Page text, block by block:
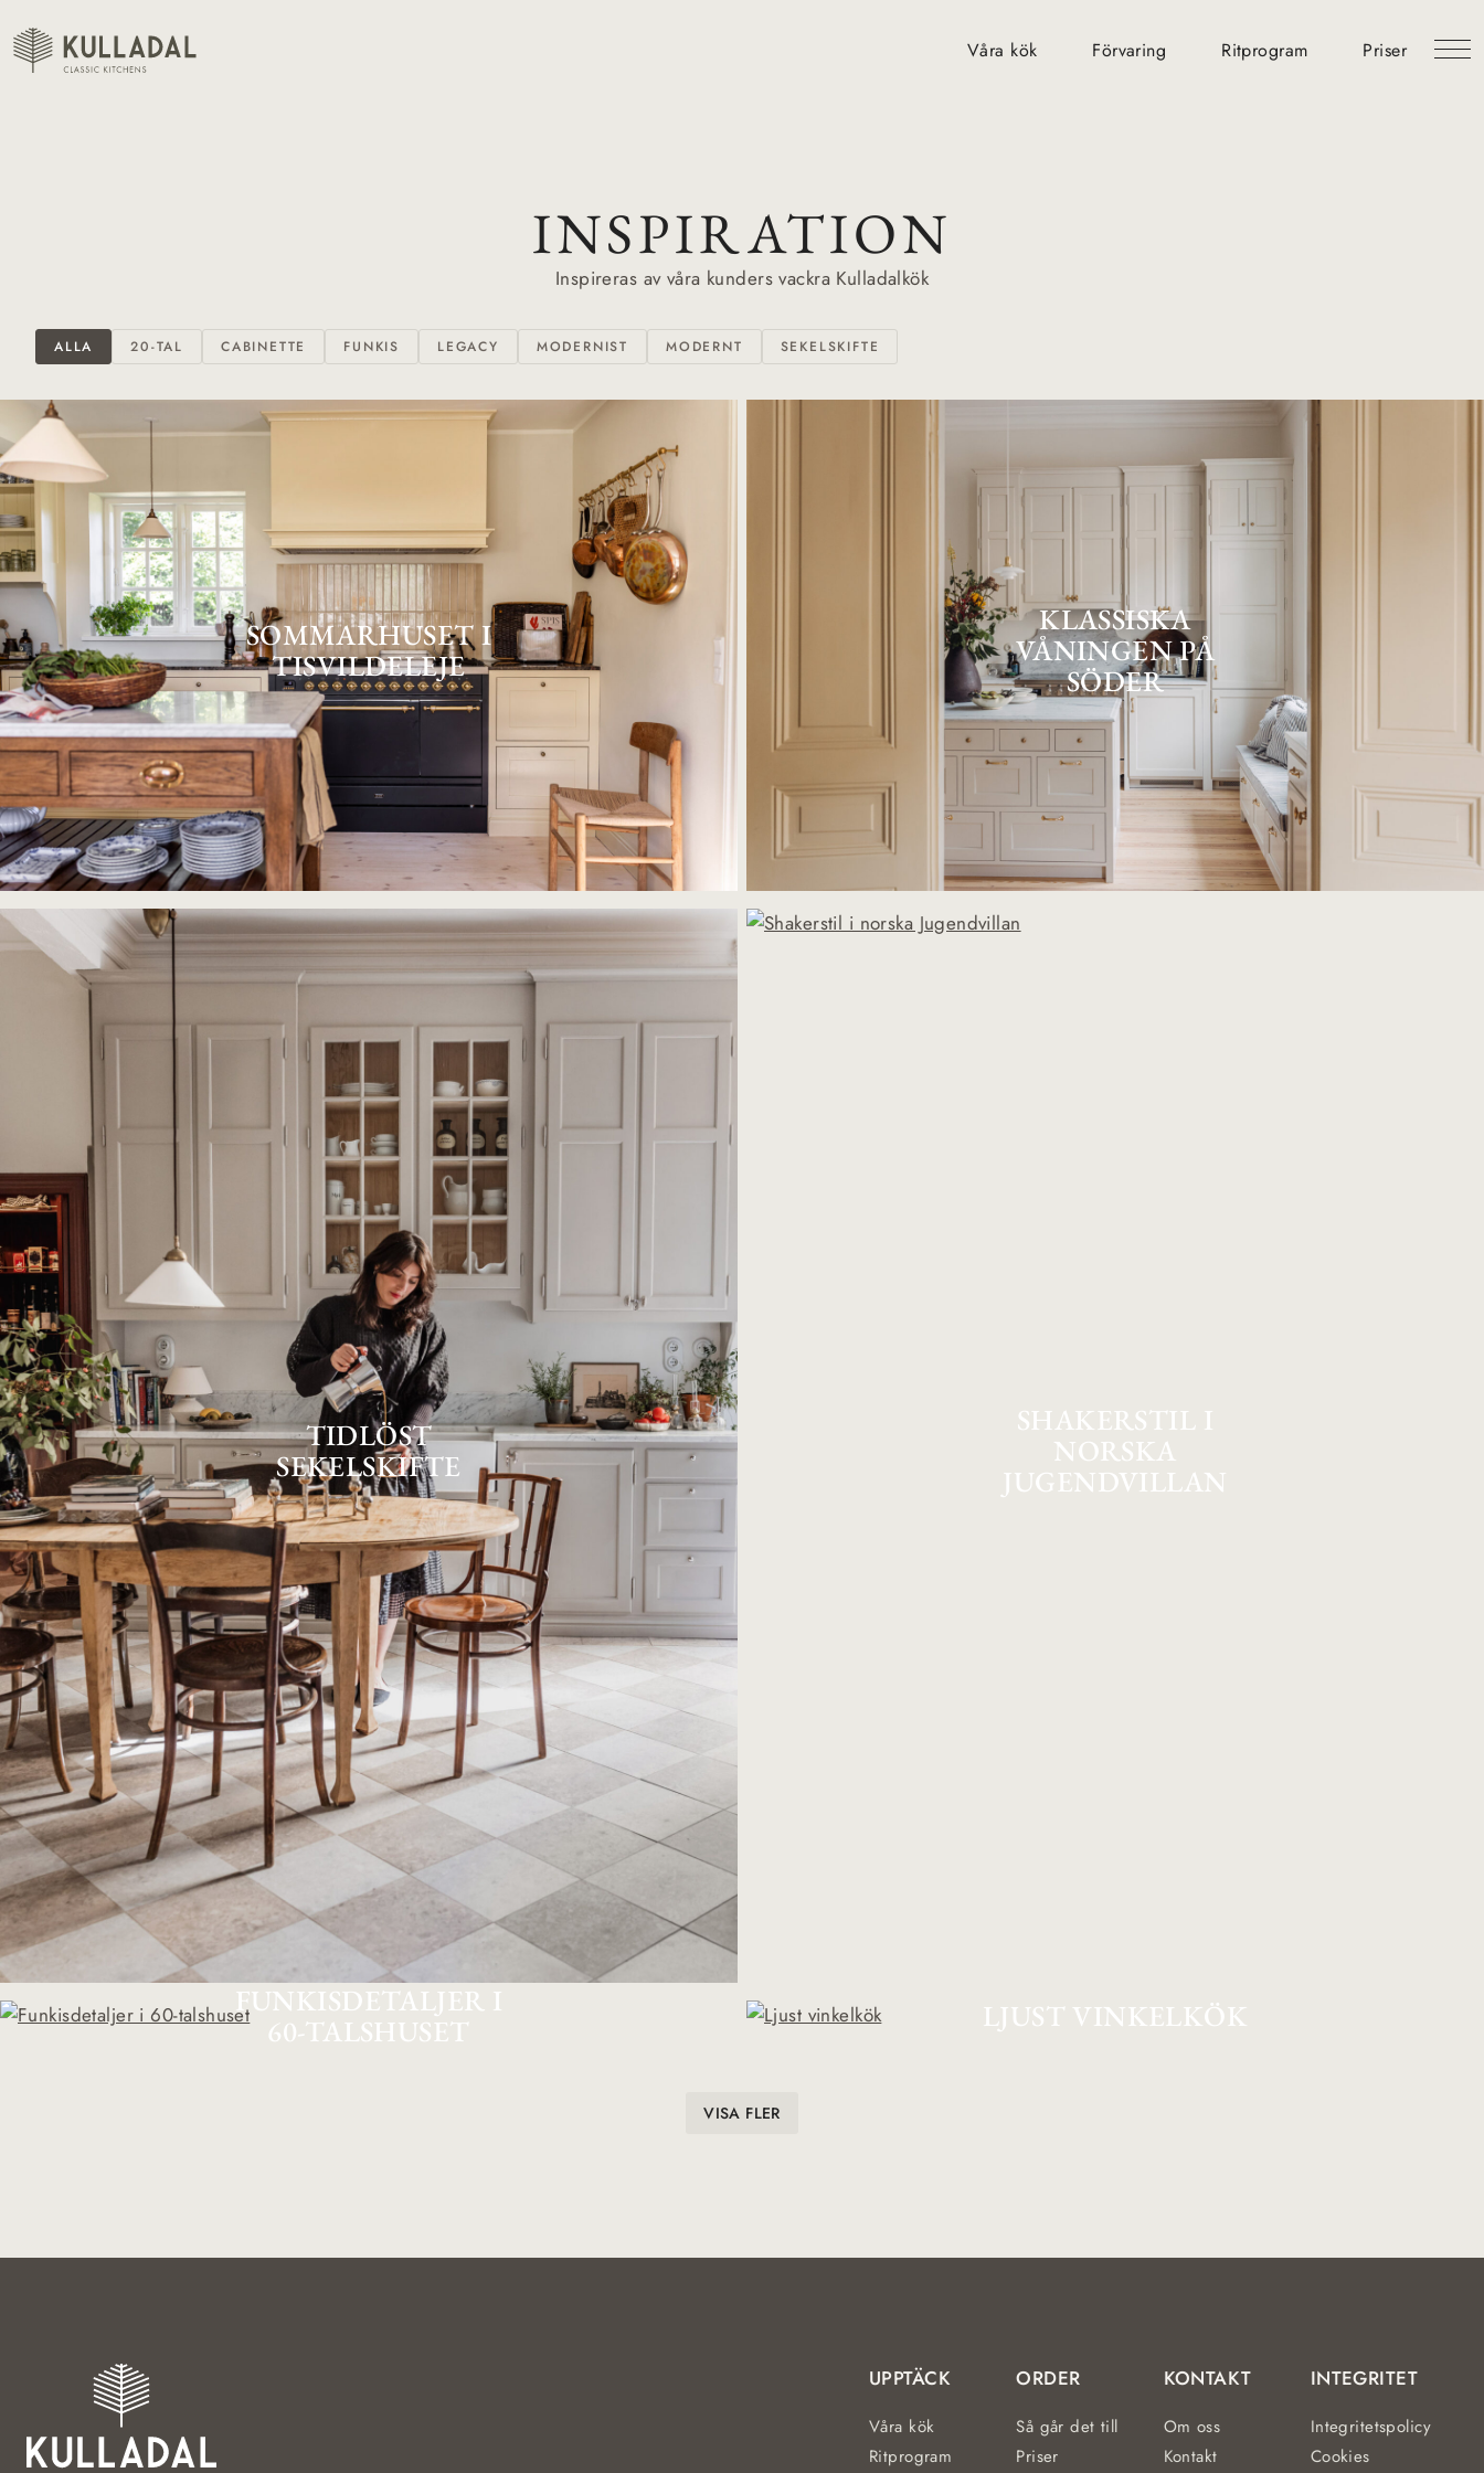
Våra kök Förvaring Ritprogram Priser
INSPIRATION
Inspireras av våra kunders vackra Kulladalkök
ALLA 20-TAL CABINETTE FUNKIS LEGACY MODERNIST MODERNT SEKELSKIFTE
SOMMARHUSET I
TISVILDELEJE
KLASSISKA
VÅNINGEN PÅ
SÖDER
TIDLÖST
SEKELSKIFTE
SHAKERSTIL I
NORSKA
JUGENDVILLAN
FUNKISDETALJER I
60-TALSHUSET
LJUST VINKELKÖK
VISA FLER
UPPTÄCK
Våra kök
Ritprogram
ORDER
Så går det till
Priser
KONTAKT
Om oss
Kontakt
INTEGRITET
Integritetspolicy
Cookies